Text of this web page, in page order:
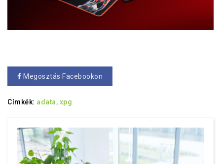
Megosztás Facebookon
Címkék: adata, xpg